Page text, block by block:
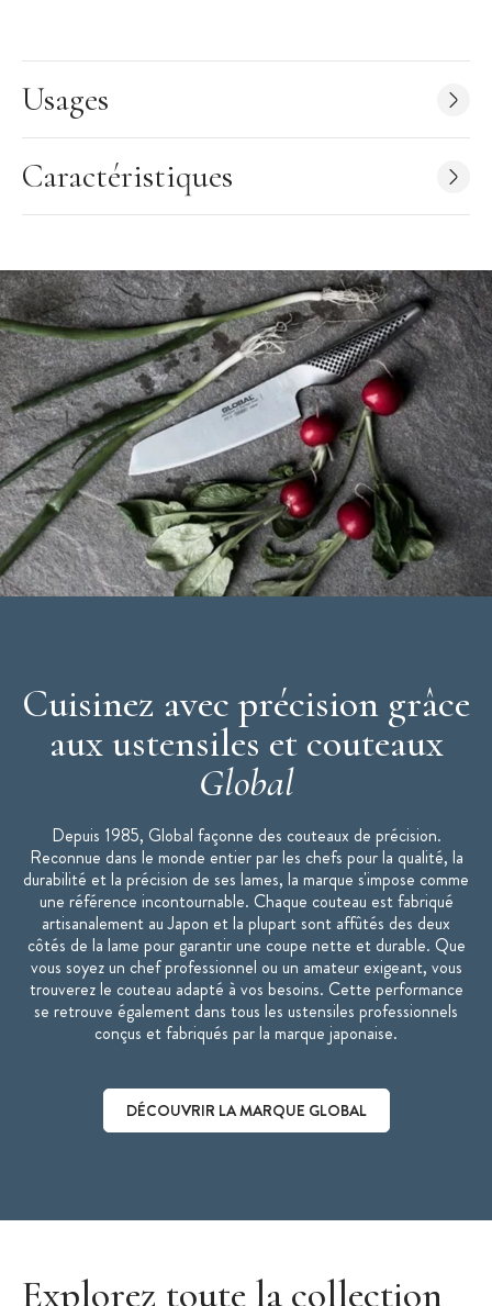
Usages
Caractéristiques
Cuisinez avec précision grâce
aux ustensiles et couteaux
Global
Depuis 1985, Global façonne des couteaux de précision.
Reconnue dans le monde entier par les chefs pour la qualité, la
durabilité et la précision de ses lames, la marque s'impose comme
une référence incontournable. Chaque couteau est fabriqué
artisanalement au Japon et la plupart sont affûtés des deux
côtés de la lame pour garantir une coupe nette et durable. Que
vous soyez un chef professionnel ou un amateur exigeant, vous
trouverez le couteau adapté à vos besoins. Cette performance
se retrouve également dans tous les ustensiles professionnels
conçus et fabriqués par la marque japonaise.
DÉCOUVRIR LA MARQUE GLOBAL
Explorez toute la collection